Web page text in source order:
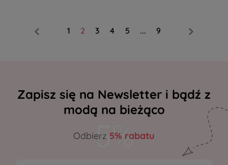
1 2 3 4 5 ... 9
Zapisz się na Newsletter i bądź z
modą na bieżąco
Odbierz 5% rabatu